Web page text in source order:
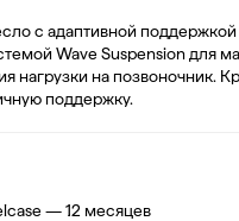
с адаптивной поддержкой
Wave Suspension для
нагрузки на позвоночник.
поддержку.
— 12 месяцев